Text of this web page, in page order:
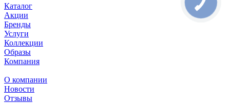
Каталог
Акции
Бренды
Услуги
Коллекции
Образы
Компания
О компании
Новости
Отзывы